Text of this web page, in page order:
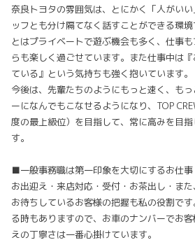
奈良トヨタの雰囲気は、とにかく「人がい
ッフとも分け隔てなく話すことができる環
とはプライベートで遊ぶ機会も多く、仕事
らも楽しく過ごせています。また仕事中は
ている』という気持ちも強く抱いています。
今後は、先輩たちのようにもっと速く、も
ーになんでもこなせるようになり、TOP
度の最上級位）を目指して、常に高みを目
す。
■一般事務職は第一印象を大切にするお仕事
お出迎え・来店対応・受付・お茶出し・また
お待ちしているお客様の把握も私の役割で
る時もありますので、お車のナンバーでお
えの丁寧さは一番心掛けています。